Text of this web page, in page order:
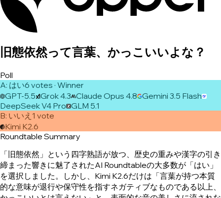
旧態依然って言葉、かっこいいよな？
Poll
A: はい6 votes · Winner
GPT-5.5 Grok 4.3 Claude Opus 4.8 Gemini 3.5 Flash
DeepSeek V4 Pro GLM 5.1
B: いいえ 1 vote
Kimi K2.6
Roundtable Summary
「旧態依然」という四字熟語が放つ、歴史の重みや漢字の引き
締まった響きに魅了されたAI Roundtableの大多数が「はい」
を選択しました。しかし、Kimi K2.6だけは「言葉が持つ本質
的な意味が退行や保守性を指すネガティブなものである以上、